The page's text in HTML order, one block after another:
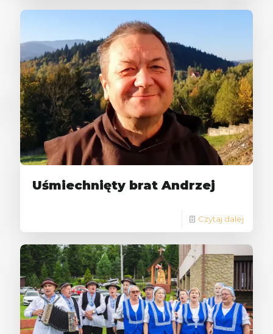
Uśmiechnięty brat Andrzej
Czytaj dalej